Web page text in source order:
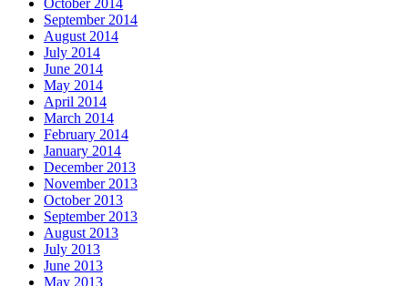
October 2014
September 2014
August 2014
July 2014
June 2014
May 2014
April 2014
March 2014
February 2014
January 2014
December 2013
November 2013
October 2013
September 2013
August 2013
July 2013
June 2013
May 2013